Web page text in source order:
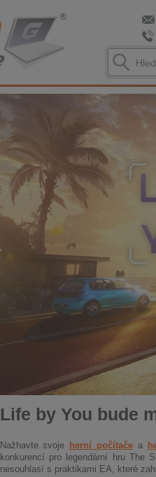
Life by You bude
Nažhavte svoje herní počítače a
konkurencí pro legendární hru The
nesouhlasí s praktikami EA, které